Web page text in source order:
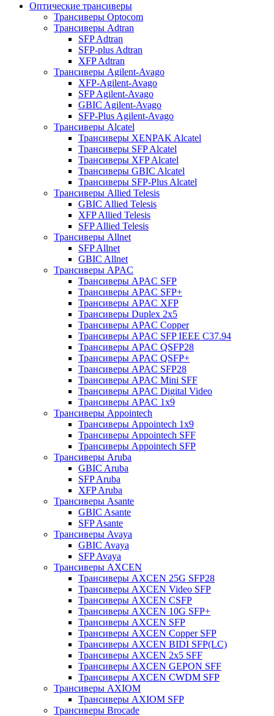
Оптические трансиверы
Трансиверы Optocom
Трансиверы Adtran
SFP Adtran
SFP-plus Adtran
XFP Adtran
Трансиверы Agilent-Avago
XFP-Agilent-Avago
SFP Agilent-Avago
GBIC Agilent-Avago
SFP-Plus Agilent-Avago
Трансиверы Alcatel
Трансиверы XENPAK Alcatel
Трансиверы SFP Alcatel
Трансиверы XFP Alcatel
Трансиверы GBIC Alcatel
Трансиверы SFP-Plus Alcatel
Трансиверы Allied Telesis
GBIC Allied Telesis
XFP Allied Telesis
SFP Allied Telesis
Трансиверы Allnet
SFP Allnet
GBIC Allnet
Трансиверы APAC
Трансиверы APAC SFP
Трансиверы APAC SFP+
Трансиверы APAC XFP
Трансиверы Duplex 2x5
Трансиверы APAC Copper
Трансиверы APAC SFP IEEE C37.94
Трансиверы APAC QSFP28
Трансиверы APAC QSFP+
Трансиверы APAC SFP28
Трансиверы APAC Mini SFF
Трансиверы APAC Digital Video
Трансиверы APAC 1x9
Трансиверы Appointech
Трансиверы Appointech 1x9
Трансиверы Appointech SFF
Трансиверы Appointech SFP
Трансиверы Aruba
GBIC Aruba
SFP Aruba
XFP Aruba
Трансиверы Asante
GBIC Asante
SFP Asante
Трансиверы Avaya
GBIC Avaya
SFP Avaya
Трансиверы AXCEN
Трансиверы AXCEN 25G SFP28
Трансиверы AXCEN Video SFP
Трансиверы AXCEN CSFP
Трансиверы AXCEN 10G SFP+
Трансиверы AXCEN SFP
Трансиверы AXCEN Copper SFP
Трансиверы AXCEN BIDI SFP(LC)
Трансиверы AXCEN 2x5 SFF
Трансиверы AXCEN GEPON SFF
Трансиверы AXCEN CWDM SFP
Трансиверы AXIOM
Трансиверы AXIOM SFP
Трансиверы Brocade